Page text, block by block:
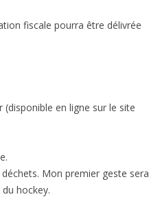
fiscale pourra être délivrée
en ligne sur le site
Mon premier geste sera
hockey.